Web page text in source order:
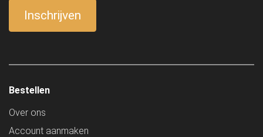
Bestellen
Over ons
Account aanmaken